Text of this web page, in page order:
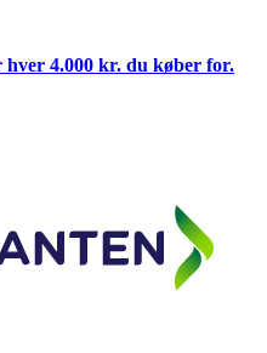
4.000 kr. du køber for.